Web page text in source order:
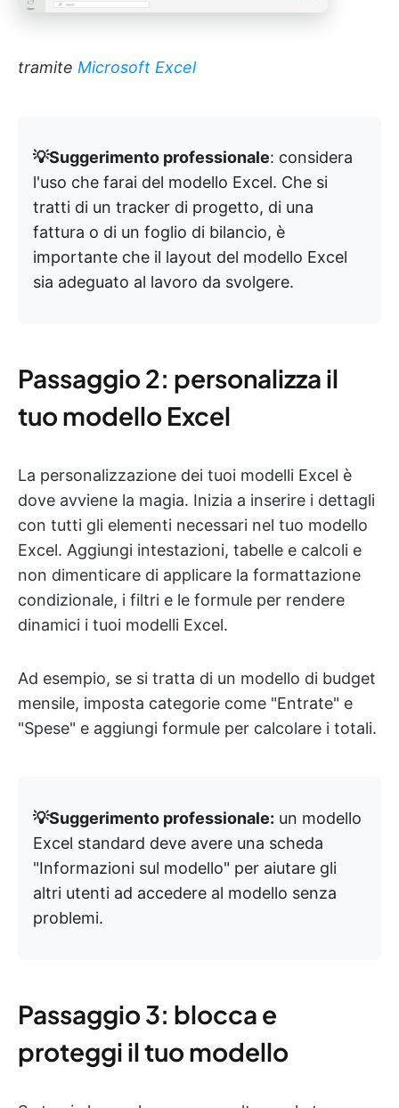
tramite Microsoft Excel
💡Suggerimento professionale: considera
l'uso che farai del modello Excel. Che si
tratti di un tracker di progetto, di una
fattura o di un foglio di bilancio, è
importante che il layout del modello Excel
sia adeguato al lavoro da svolgere.
Passaggio 2: personalizza il
tuo modello Excel
La personalizzazione dei tuoi modelli Excel è
dove avviene la magia. Inizia a inserire i dettagli
con tutti gli elementi necessari nel tuo modello
Excel. Aggiungi intestazioni, tabelle e calcoli e
non dimenticare di applicare la formattazione
condizionale, i filtri e le formule per rendere
dinamici i tuoi modelli Excel.
Ad esempio, se si tratta di un modello di budget
mensile, imposta categorie come "Entrate" e
"Spese" e aggiungi formule per calcolare i totali.
💡Suggerimento professionale: un modello
Excel standard deve avere una scheda
"Informazioni sul modello" per aiutare gli
altri utenti ad accedere al modello senza
problemi.
Passaggio 3: blocca e
proteggi il tuo modello